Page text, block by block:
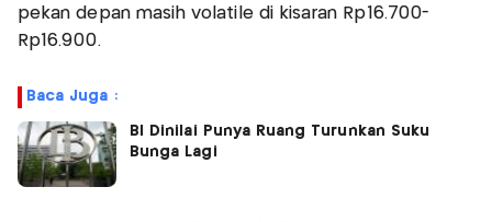
pekan depan masih volatile di kisaran Rp16.700-
Rp16.900.
Baca Juga :
BI Dinilai Punya Ruang Turunkan Suku
Bunga Lagi